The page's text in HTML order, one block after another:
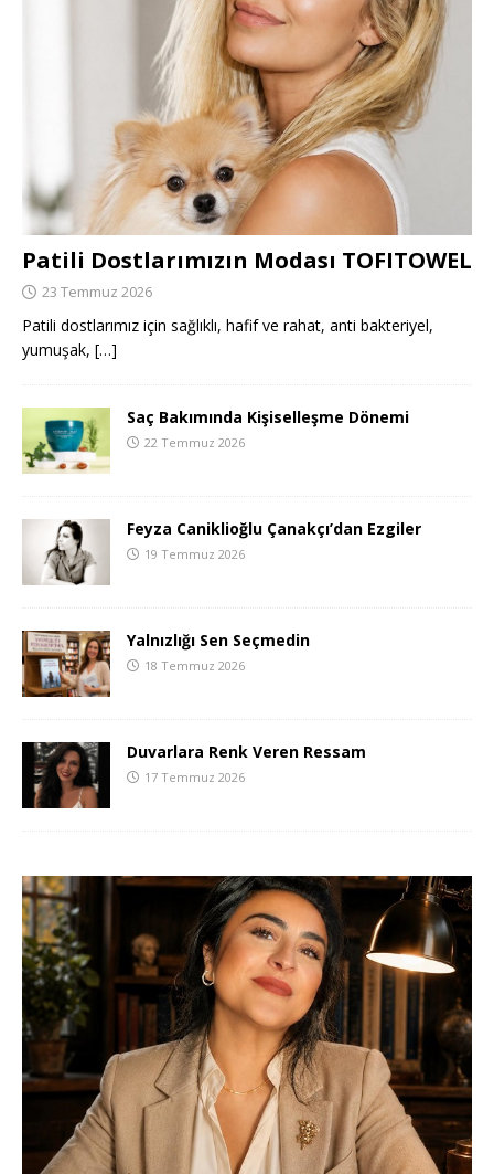
Patili Dostlarımızın Modası TOFITOWEL
23 Temmuz 2026
Patili dostlarımız için sağlıklı, hafif ve rahat, anti bakteriyel,
yumuşak, […]
Saç Bakımında Kişiselleşme Dönemi
22 Temmuz 2026
Feyza Caniklioğlu Çanakçı’dan Ezgiler
19 Temmuz 2026
Yalnızlığı Sen Seçmedin
18 Temmuz 2026
Duvarlara Renk Veren Ressam
17 Temmuz 2026